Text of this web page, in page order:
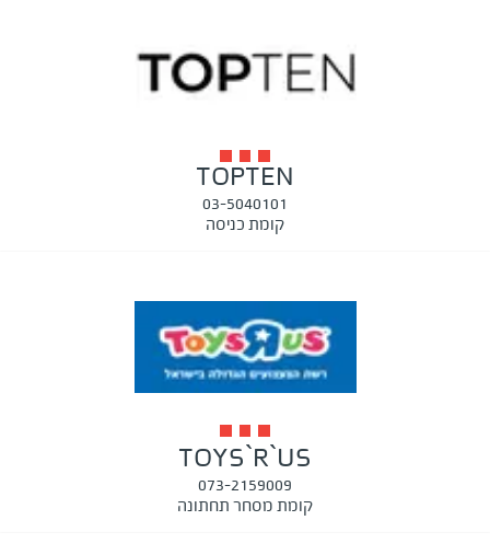
TOPTEN
03-5040101
קומת כניסה
TOYS`R`US
073-2159009
קומת מסחר תחתונה